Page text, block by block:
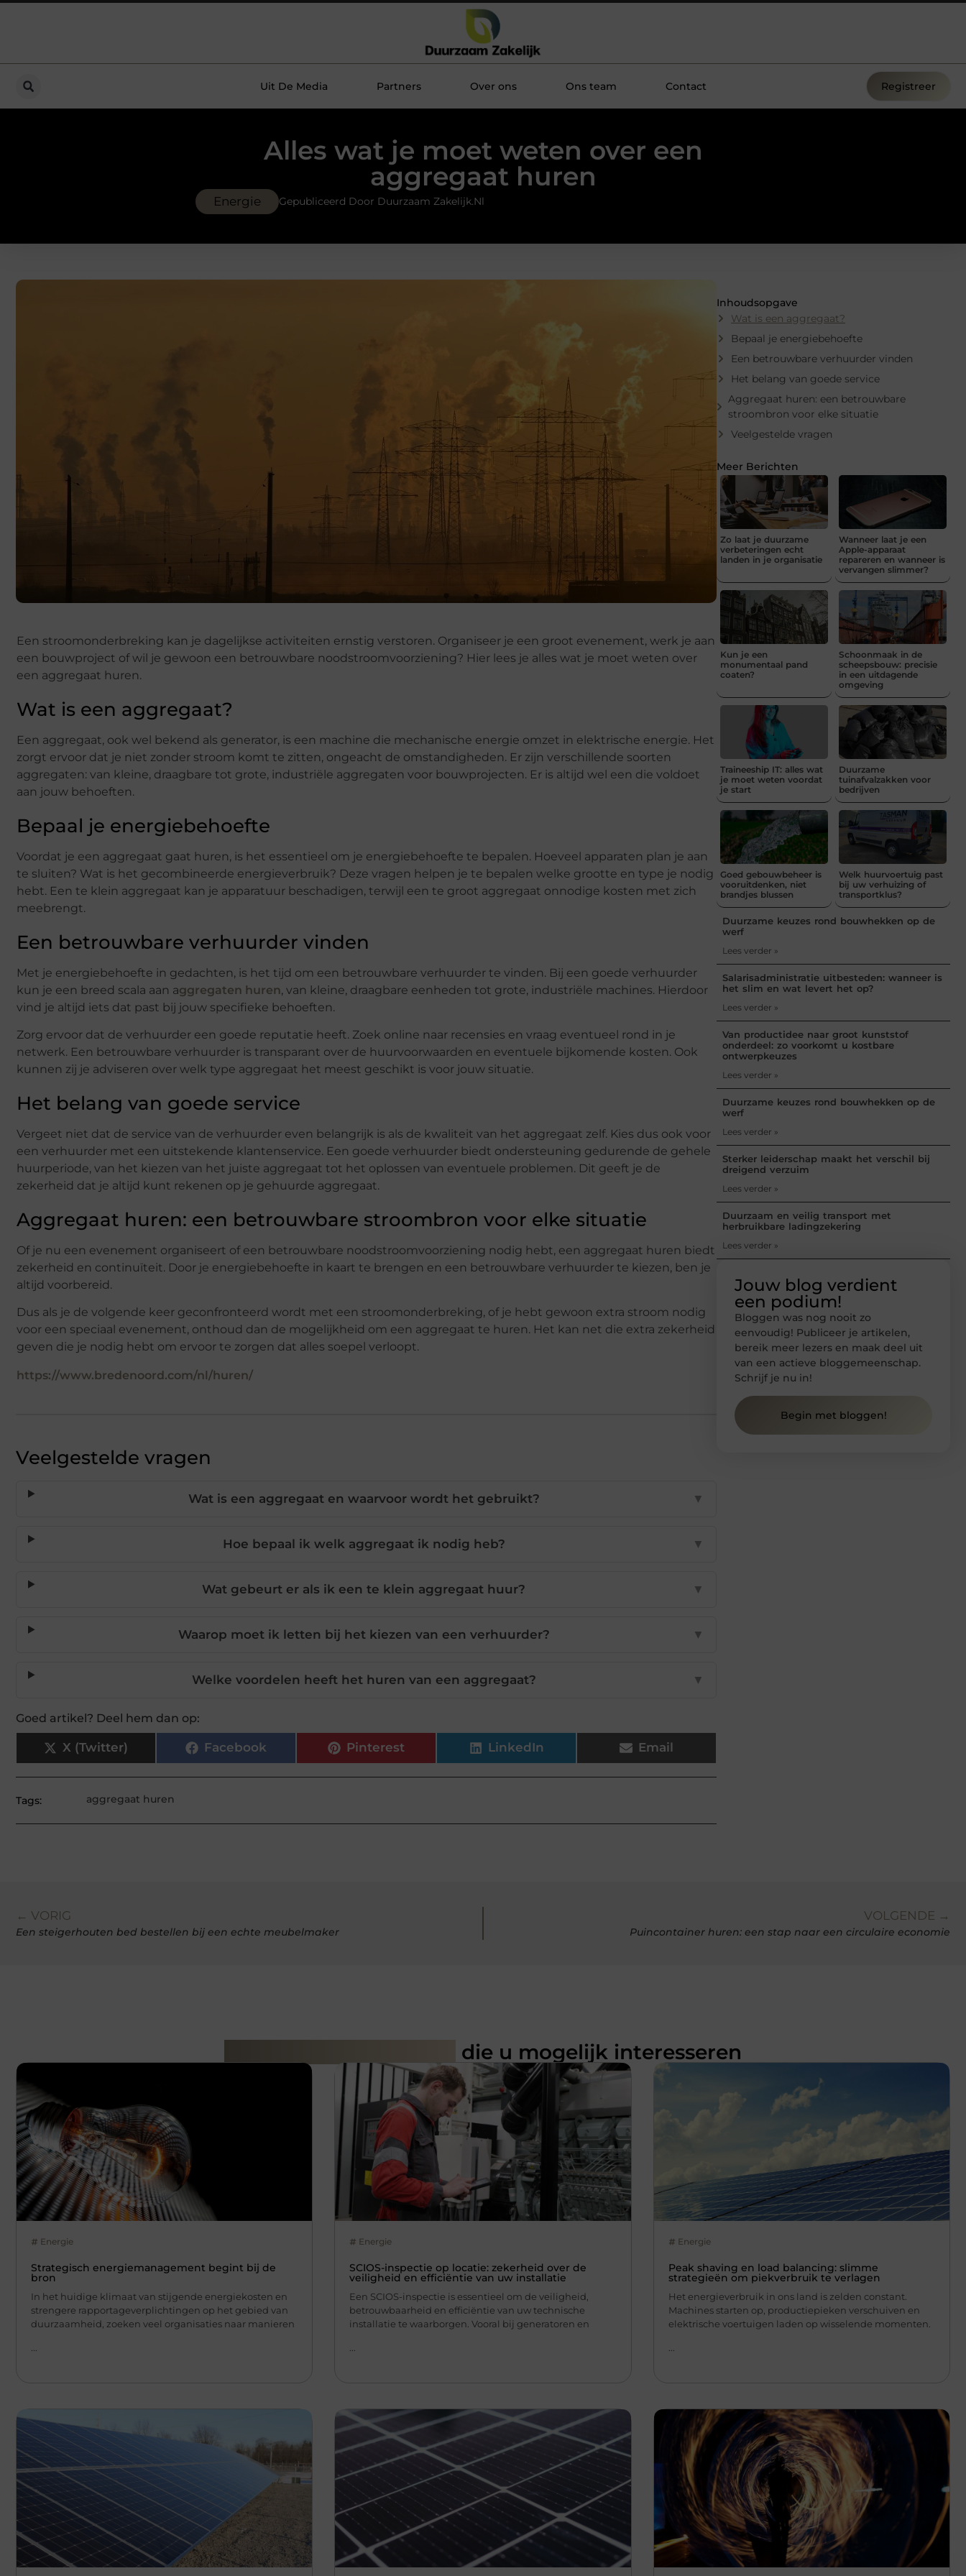
Uit De Media Partners Over ons Ons team Contact Registreer
Alles wat je moet weten over een
aggregaat huren
Energie Gepubliceerd Door Duurzaam Zakelijk.nl
Een stroomonderbreking kan je dagelijkse activiteiten ernstig verstoren. Organiseer je een groot evenement, werk je aan
een bouwproject of wil je gewoon een betrouwbare noodstroomvoorziening? Hier lees je alles wat je moet weten over
een aggregaat huren.
Wat is een aggregaat?
Een aggregaat, ook wel bekend als generator, is een machine die mechanische energie omzet in elektrische energie. Het
zorgt ervoor dat je niet zonder stroom komt te zitten, ongeacht de omstandigheden. Er zijn verschillende soorten
aggregaten: van kleine, draagbare tot grote, industriële aggregaten voor bouwprojecten. Er is altijd wel een die voldoet
aan jouw behoeften.
Bepaal je energiebehoefte
Voordat je een aggregaat gaat huren, is het essentieel om je energiebehoefte te bepalen. Hoeveel apparaten plan je aan
te sluiten? Wat is het gecombineerde energieverbruik? Deze vragen helpen je te bepalen welke grootte en type je nodig
hebt. Een te klein aggregaat kan je apparatuur beschadigen, terwijl een te groot aggregaat onnodige kosten met zich
meebrengt.
Een betrouwbare verhuurder vinden
Met je energiebehoefte in gedachten, is het tijd om een betrouwbare verhuurder te vinden. Bij een goede verhuurder
kun je een breed scala aan aggregaten huren, van kleine, draagbare eenheden tot grote, industriële machines. Hierdoor
vind je altijd iets dat past bij jouw specifieke behoeften.
Zorg ervoor dat de verhuurder een goede reputatie heeft. Zoek online naar recensies en vraag eventueel rond in je
netwerk. Een betrouwbare verhuurder is transparant over de huurvoorwaarden en eventuele bijkomende kosten. Ook
kunnen zij je adviseren over welk type aggregaat het meest geschikt is voor jouw situatie.
Het belang van goede service
Vergeet niet dat de service van de verhuurder even belangrijk is als de kwaliteit van het aggregaat zelf. Kies dus ook voor
een verhuurder met een uitstekende klantenservice. Een goede verhuurder biedt ondersteuning gedurende de gehele
huurperiode, van het kiezen van het juiste aggregaat tot het oplossen van eventuele problemen. Dit geeft je de
zekerheid dat je altijd kunt rekenen op je gehuurde aggregaat.
Aggregaat huren: een betrouwbare stroombron voor elke situatie
Of je nu een evenement organiseert of een betrouwbare noodstroomvoorziening nodig hebt, een aggregaat huren biedt
zekerheid en continuïteit. Door je energiebehoefte in kaart te brengen en een betrouwbare verhuurder te kiezen, ben je
altijd voorbereid.
Dus als je de volgende keer geconfronteerd wordt met een stroomonderbreking, of je hebt gewoon extra stroom nodig
voor een speciaal evenement, onthoud dan de mogelijkheid om een aggregaat te huren. Het kan net die extra zekerheid
geven die je nodig hebt om ervoor te zorgen dat alles soepel verloopt.
https://www.bredenoord.com/nl/huren/
Veelgestelde vragen
Wat is een aggregaat en waarvoor wordt het gebruikt? ▼
Hoe bepaal ik welk aggregaat ik nodig heb? ▼
Wat gebeurt er als ik een te klein aggregaat huur? ▼
Waarop moet ik letten bij het kiezen van een verhuurder? ▼
Welke voordelen heeft het huren van een aggregaat? ▼
Goed artikel? Deel hem dan op:
X (Twitter) Facebook Pinterest LinkedIn Email
Tags: aggregaat huren
Inhoudsopgave
Wat is een aggregaat?
Bepaal je energiebehoefte
Een betrouwbare verhuurder vinden
Het belang van goede service
Aggregaat huren: een betrouwbare
stroombron voor elke situatie
Veelgestelde vragen
Meer Berichten
Zo laat je duurzame
verbeteringen echt
landen in je organisatie
Wanneer laat je een
Apple-apparaat
repareren en wanneer is
vervangen slimmer?
Kun je een
monumentaal pand
coaten?
Schoonmaak in de
scheepsbouw: precisie
in een uitdagende
omgeving
Traineeship IT: alles wat
je moet weten voordat
je start
Duurzame
tuinafvalzakken voor
bedrijven
Goed gebouwbeheer is
vooruitdenken, niet
brandjes blussen
Welk huurvoertuig past
bij uw verhuizing of
transportklus?
Duurzame keuzes rond bouwhekken op de
werf
Lees verder »
Salarisadministratie uitbesteden: wanneer is
het slim en wat levert het op?
Lees verder »
Van productidee naar groot kunststof
onderdeel: zo voorkomt u kostbare
ontwerpkeuzes
Lees verder »
Duurzame keuzes rond bouwhekken op de
werf
Lees verder »
Sterker leiderschap maakt het verschil bij
dreigend verzuim
Lees verder »
Duurzaam en veilig transport met
herbruikbare ladingzekering
Lees verder »
Jouw blog verdient
een podium!
Bloggen was nog nooit zo
eenvoudig! Publiceer je artikelen,
bereik meer lezers en maak deel uit
van een actieve bloggemeenschap.
Schrijf je nu in!
Begin met bloggen!
← VORIG
Een steigerhouten bed bestellen bij een echte meubelmaker
VOLGENDE →
Puincontainer huren: een stap naar een circulaire economie
die u mogelijk interesseren
Energie
Strategisch energiemanagement begint bij de
bron
In het huidige klimaat van stijgende energiekosten en
strengere rapportageverplichtingen op het gebied van
duurzaamheid, zoeken veel organisaties naar manieren
...
Energie
SCIOS-inspectie op locatie: zekerheid over de
veiligheid en efficiëntie van uw installatie
Een SCIOS-inspectie is essentieel om de veiligheid,
betrouwbaarheid en efficiëntie van uw technische
installatie te waarborgen. Vooral bij generatoren en
...
Energie
Peak shaving en load balancing: slimme
strategieën om piekverbruik te verlagen
Het energieverbruik in ons land is zelden constant.
Machines starten op, productiepieken verschuiven en
elektrische voertuigen laden op wisselende momenten.
...